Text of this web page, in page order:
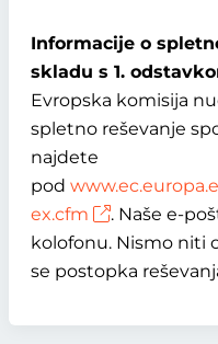
Informacije o
skladu s 1.
Evropska komisija
spletno reševanje
najdete
pod
ex.cfm
. Naše e-
kolofonu. Nismo niti
se postopka